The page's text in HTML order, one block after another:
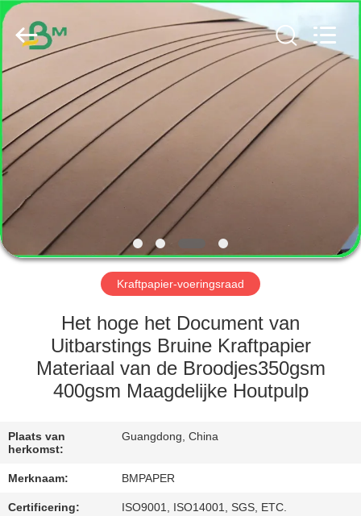
HUIS
PRODUCTEN
ONGEVEER
ONS
FABRIEKSREIS
KWALITEITSCONTROLE
CONTACTEER
NIEUWS
GUANGZHOU
BMPAPER
CO.,
LTD..
Reserved.
Kraftpapier-voeringsraad
Het hoge het Document van
Uitbarstings Bruine Kraftpapier
Materiaal van de Broodjes350gsm
400gsm Maagdelijke Houtpulp
Plaats van
herkomst:
Guangdong, China
Merknaam: BMPAPER
Certificering: ISO9001, ISO14001, SGS, ETC.